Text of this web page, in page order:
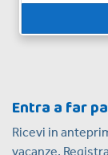
Entra a far
Ricevi in
vacanze.